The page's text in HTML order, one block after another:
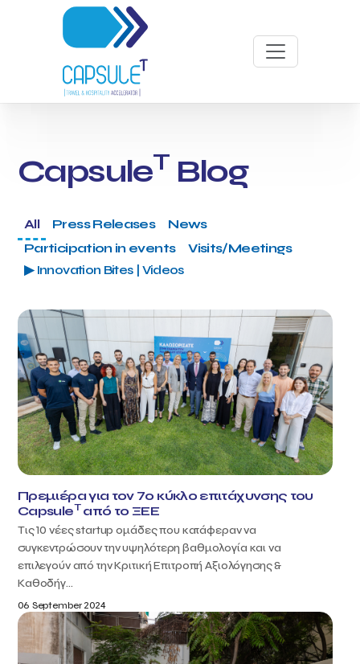
CapsuleT Blog
All Press Releases
News
Participation in events
Visits/Meetings
▶ Innovation Bites | Videos
Πρεμιέρα για τον 7ο κύκλο επιτάχυνσης του
CapsuleTαπό το ΞΕΕ
Τις 10 νέες startup ομάδες που κατάφεραν να
συγκεντρώσουν την υψηλότερη βαθμολογία και να
επιλεγούν από την Κριτική Επιτροπή Αξιολόγησης &
Καθοδήγ...
06 September 2024